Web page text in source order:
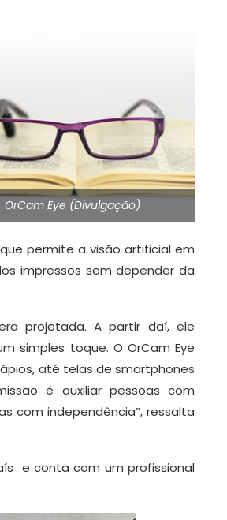
OrCam Eye (Divulgação)
permite a visão artificial em
impressos sem depender da
projetada. A partir daí, ele
simples toque. O OrCam Eye
até telas de smartphones
é auxiliar pessoas com
com independência”, ressalta
e conta com um profissional